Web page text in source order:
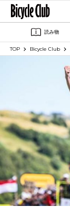
読み物
TOP Bicycle Club